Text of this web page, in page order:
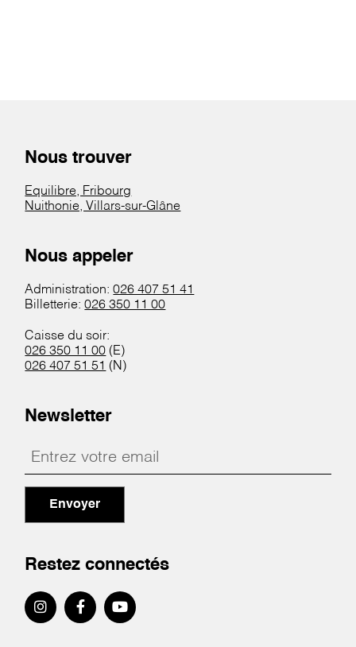
Nous trouver
Equilibre, Fribourg
Nuithonie, Villars-sur-Glâne
Nous appeler
Administration:026 407 51 41
Billetterie:026 350 11 00
Caisse du soir:
026 350 11 00 (E)
026 407 51 51 (N)
Newsletter
Envoyer
Restez connectés